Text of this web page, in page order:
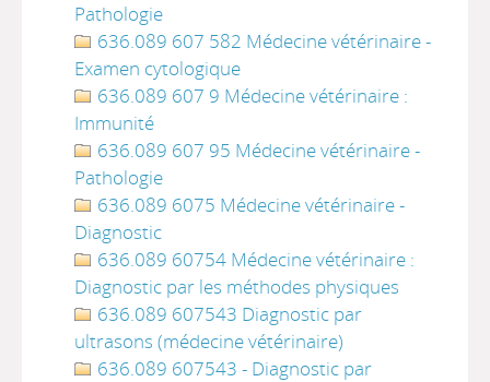
Pathologie
636.089 607 582 Médecine vétérinaire -
Examen cytologique
636.089 607 9 Médecine vétérinaire :
Immunité
636.089 607 95 Médecine vétérinaire -
Pathologie
636.089 6075 Médecine vétérinaire -
Diagnostic
636.089 60754 Médecine vétérinaire :
Diagnostic par les méthodes physiques
636.089 607543 Diagnostic par
ultrasons (médecine vétérinaire)
636.089 607543 - Diagnostic par